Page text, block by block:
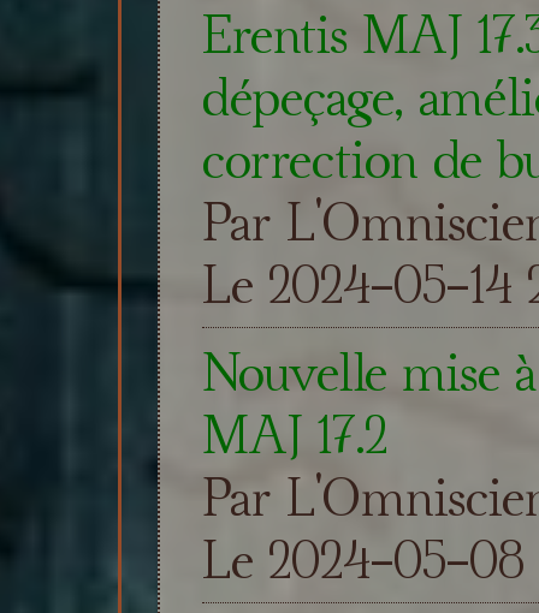
Erentis MAJ
dépeçage,
correction de
Par
Le 2024-05-14
Nouvelle mise
MAJ 17.2
Par
Le 2024-05-08